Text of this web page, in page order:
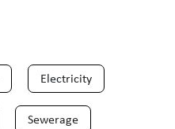
Electricity
Sewerage